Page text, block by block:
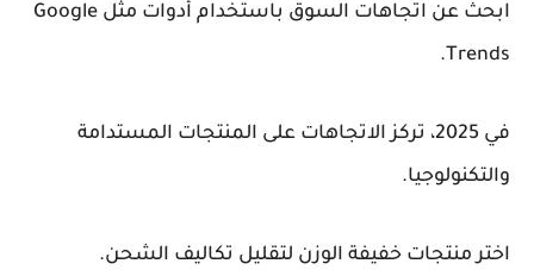
ابحث عن اتجاهات السوق باستخدام أدوات مثل Google
Trends.
في 2025، تركز الاتجاهات على المنتجات المستدامة
والتكنولوجيا.
اختر منتجات خفيفة الوزن لتقليل تكاليف الشحن.